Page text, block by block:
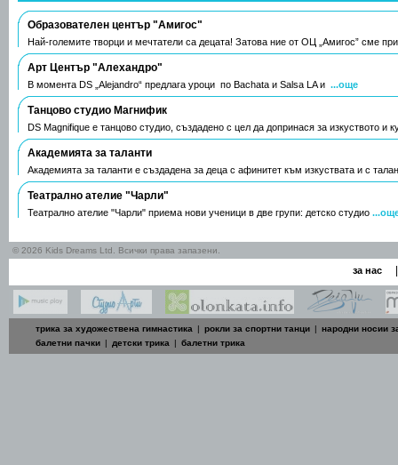
Образователен център "Амигос"
Най-големите творци и мечтатели са децата! Затова ние от ОЦ „Амигос” сме
Арт Център "Алехандро"
В момента DS „Alejandro“ предлага уроци по Bachata и Salsa LA и ...още
Танцово студио Магнифик
DS Magnifiquе е танцово студио, създадено с цел да допринася за изкуството и
Академията за таланти
Академията за таланти е създадена за деца с афинитет към изкуствата и с
Театрално ателие "Чарли"
Театрално ателие "Чарли" приема нови ученици в две групи: детско студио
© 2026 Kids Dreams Ltd. Всички права запазени.
за нас
трика за художествена гимнастика | рокли за спортни танци | народни носии
балетни пачки | детски трика | балетни трика